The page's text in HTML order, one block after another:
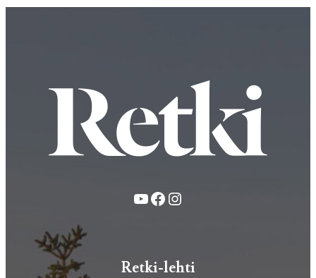
YouTube
FacebookInstagram
Retki-lehti